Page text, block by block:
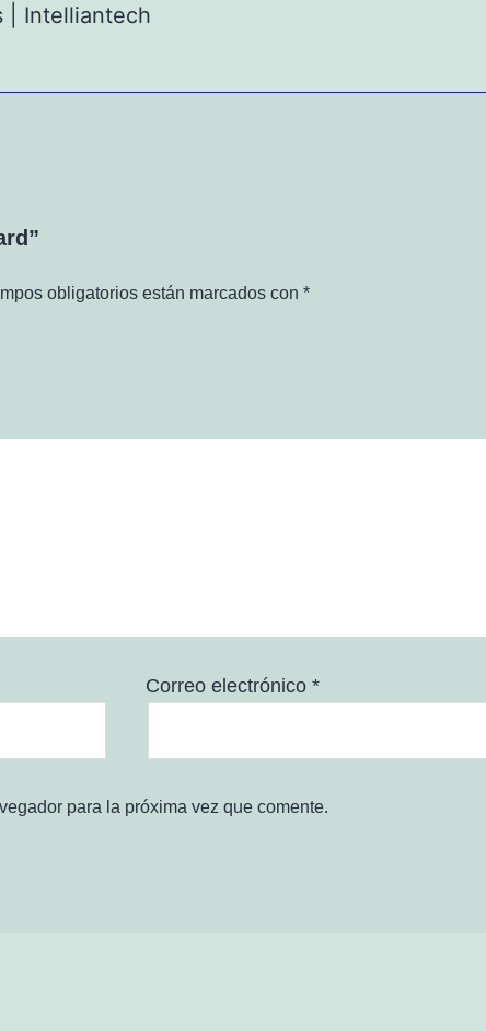
| Intelliantech
obligatorios están marcados con *
Correo electrónico *
para la próxima vez que comente.